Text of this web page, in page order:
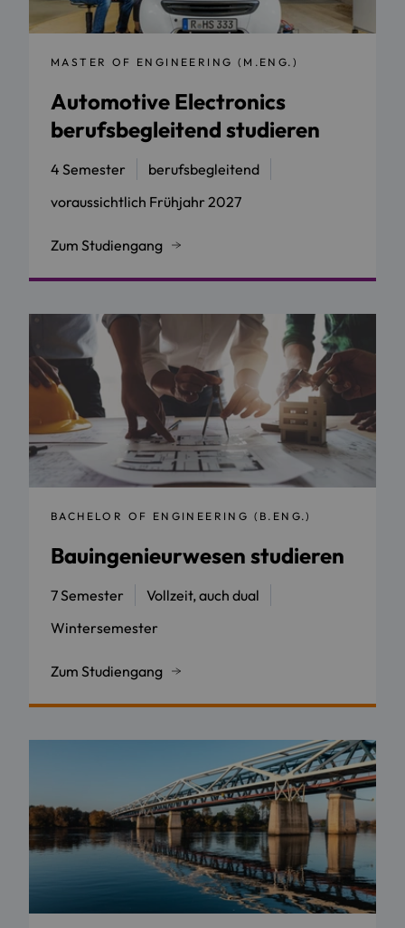
MASTER OF ENGINEERING (M.ENG.)
Automotive Electronics
berufsbegleitend studieren
4 Semester
berufsbegleitend
voraussichtlich Frühjahr 2027
Zum Studiengang
BACHELOR OF ENGINEERING (B.ENG.)
Bauingenieurwesen studieren
7 Semester
Vollzeit, auch dual
Wintersemester
Zum Studiengang